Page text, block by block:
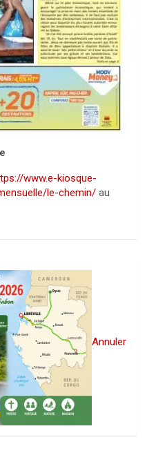
www.e-kiosque-
le-chemin/ au
Annuler